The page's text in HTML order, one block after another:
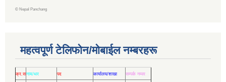
© Nepal Panchang
महत्वपूर्ण टेलिफोन/मोबाईल नम्बरहरू
क्र.सनाम/थर पद कार्यालय/शाखा सम्पर्क नम्वर